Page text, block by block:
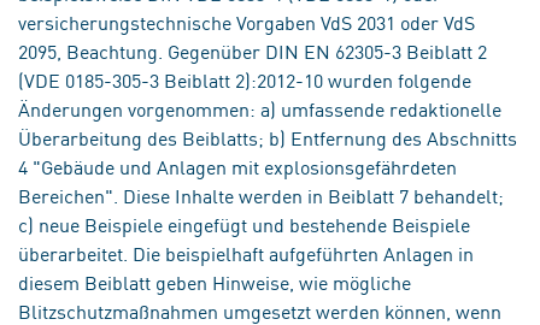
versicherungstechnische Vorgaben VdS 2031 oder VdS
2095, Beachtung. Gegenüber DIN EN 62305-3 Beiblatt 2
(VDE 0185-305-3 Beiblatt 2):2012-10 wurden folgende
Änderungen vorgenommen: a) umfassende redaktionelle
Überarbeitung des Beiblatts; b) Entfernung des Abschnitts
4 "Gebäude und Anlagen mit explosionsgefährdeten
Bereichen". Diese Inhalte werden in Beiblatt 7 behandelt;
c) neue Beispiele eingefügt und bestehende Beispiele
überarbeitet. Die beispielhaft aufgeführten Anlagen in
diesem Beiblatt geben Hinweise, wie mögliche
Blitzschutzmaßnahmen umgesetzt werden können, wenn